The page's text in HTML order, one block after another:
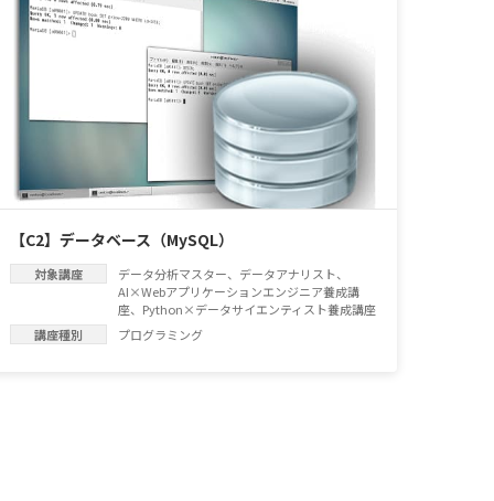
【C2】データベース（MySQL）
対象講座 データ分析マスター、 データアナリスト、
AI×Webアプリケーションエンジニア養成講
座、 Python×データサイエンティスト養成講座
講座種別
プログラミング